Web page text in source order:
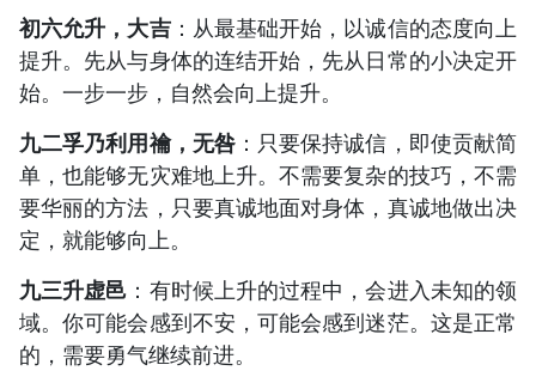
初六允升，大吉：从最基础开始，以诚信的态度向上
提升。先从与身体的连结开始，先从日常的小决定开
始。一步一步，自然会向上提升。
九二孚乃利用禴，无咎：只要保持诚信，即使贡献简
单，也能够无灾难地上升。不需要复杂的技巧，不需
要华丽的方法，只要真诚地面对身体，真诚地做出决
定，就能够向上。
九三升虚邑 ：有时候上升的过程中，会进入未知的领
域。你可能会感到不安，可能会感到迷茫。这是正常
的，需要勇气继续前进。